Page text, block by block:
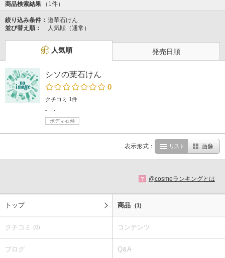
商品検索結果 （1件）
絞り込み条件： 道華石けん
並び替え順：
人気順（通常）
人気順 発売日順
シソの葉石けん
0
クチコミ 1件
-
-
ボディ石鹸
表示形式： リスト 画像
? @cosmeランキングとは
トップ 商品 (1)
クチコミ (0) コンテンツ
ブログ Q&A